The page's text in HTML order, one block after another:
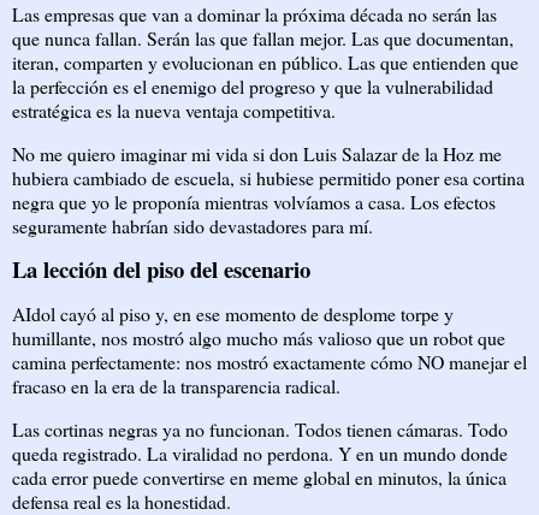
Las empresas que van a dominar la próxima década no serán las
que nunca fallan. Serán las que fallan mejor. Las que documentan,
iteran, comparten y evolucionan en público. Las que entienden que
la perfección es el enemigo del progreso y que la vulnerabilidad
estratégica es la nueva ventaja competitiva.
No me quiero imaginar mi vida si don Luis Salazar de la Hoz me
hubiera cambiado de escuela, si hubiese permitido poner esa cortina
negra que yo le proponía mientras volvíamos a casa. Los efectos
seguramente habrían sido devastadores para mí.
La lección del piso del escenario
AIdol cayó al piso y, en ese momento de desplome torpe y
humillante, nos mostró algo mucho más valioso que un robot que
camina perfectamente: nos mostró exactamente cómo NO manejar el
fracaso en la era de la transparencia radical.
Las cortinas negras ya no funcionan. Todos tienen cámaras. Todo
queda registrado. La viralidad no perdona. Y en un mundo donde
cada error puede convertirse en meme global en minutos, la única
defensa real es la honestidad.